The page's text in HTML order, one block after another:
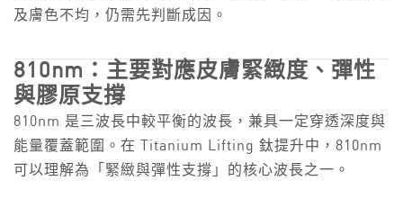
及膚色不均，仍需先判斷成因。
810nm：主要對應皮膚緊緻度、彈性
與膠原支撐
810nm 是三波長中較平衡的波長，兼具一定穿透深度與
能量覆蓋範圍。在 Titanium Lifting 鈦提升中，810nm
可以理解為「緊緻與彈性支撐」的核心波長之一。